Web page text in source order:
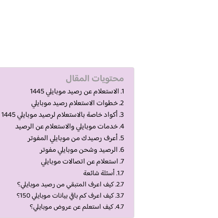
محتويات المقال
الاستعلام عن رصيد موبايلي 1445
خطوات الاستعلام رصيد موبايلي
أكواد خاصة بالاستعلام لرصيد موبايلي 1445
خدمات موبايلي والاستعلام عن الرصيد
أعرف رصيدك من موبايلي المفوتر
الرصيد وشحن موبايلي مفوتر
استعلام عن اتصالات موبايلي
أسئلة شائعة
كيف اعرف المتبقي من رصيد موبايلي؟
كيف اعرف كم باقي بيانات موبايلي 150؟
كيف استعلم عن عروض موبايلي؟